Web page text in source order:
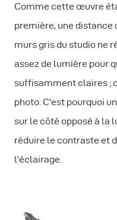
Comme cette œuvre
première, une distance
murs gris du studio ne
assez de lumière pour
suffisamment claires ;
photo. C'est pourquoi
sur le côté opposé à la
réduire le contraste et
l'éclairage.